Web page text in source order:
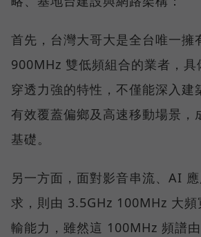
首先，台灣大哥大是全台唯一擁
900MHz 雙低頻組合的業者，具
穿透力強的特性，不僅能深入建
有效覆蓋偏鄉及高速移動場景，
基礎。
另一方面，面對影音串流、AI
求，則由 3.5GHz 100MHz 大頻
輸能力，雖然這 100MHz 頻譜